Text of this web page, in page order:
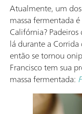
Atualmente, um
massa fermentada
Califórnia?
lá durante a
então se tornou
Francisco tem sua
massa fermentada: